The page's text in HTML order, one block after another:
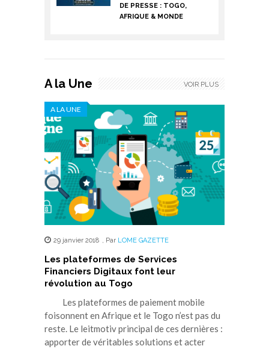
DE PRESSE : TOGO,
AFRIQUE & MONDE
A la Une
A LA UNE
29 janvier 2018 , Par LOME GAZETTE
Les plateformes de Services
Financiers Digitaux font leur
révolution au Togo
Les plateformes de paiement mobile
foisonnent en Afrique et le Togo n’est pas du
reste. Le leitmotiv principal de ces dernières :
apporter de véritables solutions et acter
VOIR PLUS